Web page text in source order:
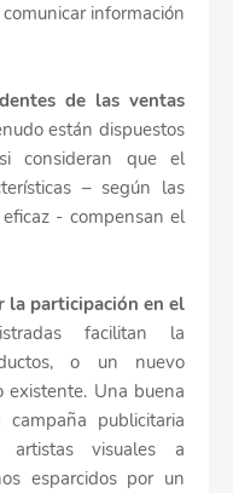
información
de las ventas
están dispuestos
consideran que el
– según las
- compensan el
la participación en el
facilitan la
o un nuevo
existente. Una buena
publicitaria
visuales a
esparcidos por un